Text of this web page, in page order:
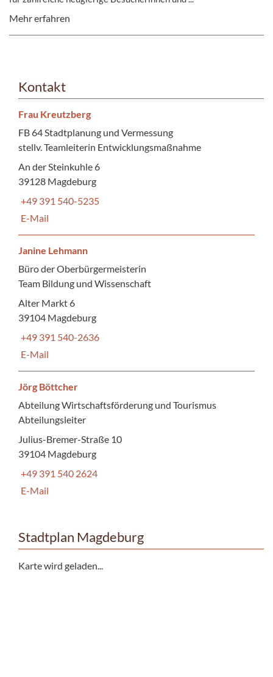
Mehr erfahren
Kontakt
Frau Kreutzberg
FB 64 Stadtplanung und Vermessung
stellv. Teamleiterin Entwicklungsmaßnahme
An der Steinkuhle 6
39128 Magdeburg
+49 391 540-5235
E-Mail
Janine Lehmann
Büro der Oberbürgermeisterin
Team Bildung und Wissenschaft
Alter Markt 6
39104 Magdeburg
+49 391 540-2636
E-Mail
Jörg Böttcher
Abteilung Wirtschaftsförderung und Tourismus
Abteilungsleiter
Julius-Bremer-Straße 10
39104 Magdeburg
+49 391 540 2624
E-Mail
Stadtplan Magdeburg
Karte wird geladen...